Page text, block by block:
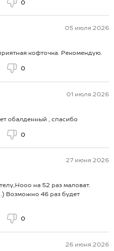
0
05 июля 2026
кофточка. Рекомендую.
0
01 июля 2026
обалденный , спасибо
0
27 июня 2026
на 52 раз маловат.
Возможно 46 раз будет
0
26 июня 2026